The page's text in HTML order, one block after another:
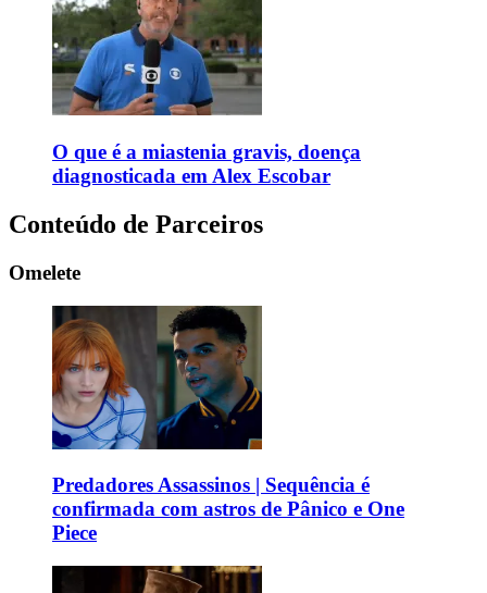
O que é a miastenia gravis, doença
diagnosticada em Alex Escobar
Conteúdo de Parceiros
Omelete
Predadores Assassinos | Sequência é
confirmada com astros de Pânico e One
Piece